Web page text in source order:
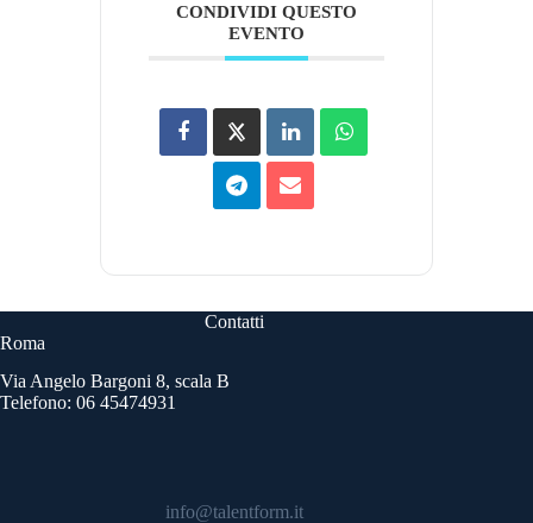
CONDIVIDI QUESTO
EVENTO
Contatti
Roma
Via Angelo Bargoni 8, scala B
Telefono: 06 45474931
info@talentform.it